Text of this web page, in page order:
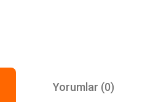
Yorumlar (0)